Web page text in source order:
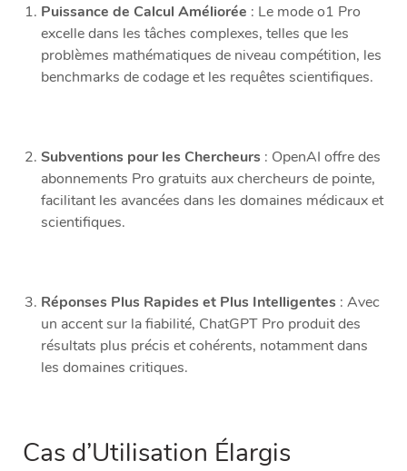
Puissance de Calcul Améliorée : Le mode o1 Pro
excelle dans les tâches complexes, telles que les
problèmes mathématiques de niveau compétition, les
benchmarks de codage et les requêtes scientifiques.
Subventions pour les Chercheurs : OpenAI offre des
abonnements Pro gratuits aux chercheurs de pointe,
facilitant les avancées dans les domaines médicaux et
scientifiques.
Réponses Plus Rapides et Plus Intelligentes : Avec
un accent sur la fiabilité, ChatGPT Pro produit des
résultats plus précis et cohérents, notamment dans
les domaines critiques.
Cas d’Utilisation Élargis